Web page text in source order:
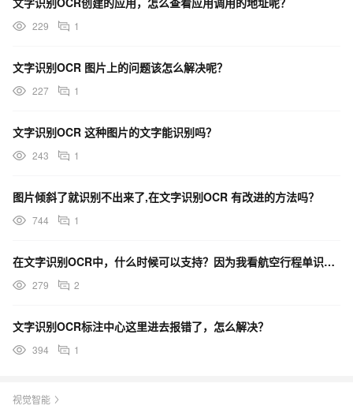
229 1
文字识别OCR 图片上的问题该怎么解决呢？
227 1
文字识别OCR 这种图片的文字能识别吗？
243 1
图片倾斜了就识别不出来了,在文字识别OCR 有改进的方法吗？
744 1
在文字识别OCR中，什么时候可以支持？因为我看航空行程单识别接口是可以识别出来的，只是混贴不支持？
279 2
文字识别OCR标注中心这里进去报错了，怎么解决？
394 1
视觉智能